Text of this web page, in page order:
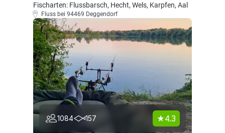
Fischarten: Flussbarsch, Hecht, Wels, Karpfen, Aal
Fluss bei 94469 Deggendorf
1084 157 4.3